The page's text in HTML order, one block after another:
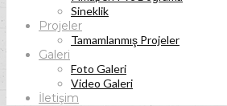
Sineklik
Projeler
Tamamlanmış Projeler
Galeri
Foto Galeri
Video Galeri
İletişim